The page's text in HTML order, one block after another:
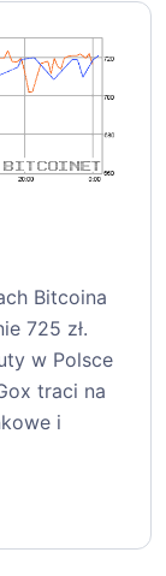
Bitcoina
725 zł.
w Polsce
traci na
i